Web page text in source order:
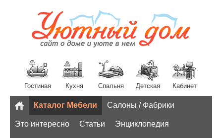
Гостиная Кухня Спальня Детская Кабинет
Разное
Каталог Мебели Салоны / Фабрики
Это интересно Статьи Энциклопедия